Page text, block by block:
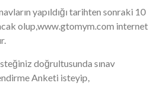
yapıldığı tarihten sonraki 10
olup,www.gtomym.com internet
doğrultusunda sınav
Anketi isteyip,